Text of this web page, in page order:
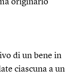
di un bene in
ciascuna a un